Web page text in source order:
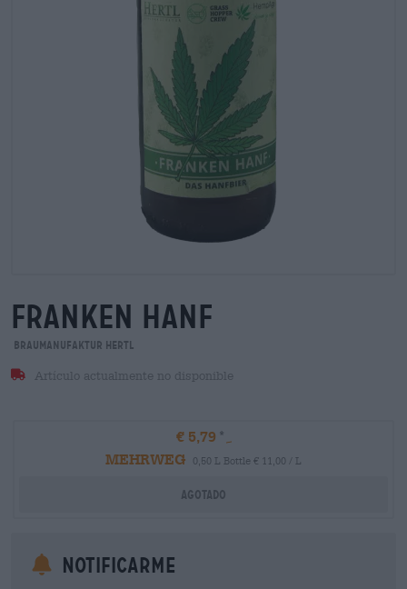
franken hanf
Braumanufaktur Hertl
Artículo actualmente no disponible
€ 5,79
MEHRWEG
0,50 L Bottle € 11,00 / L
Agotado
Notificarme